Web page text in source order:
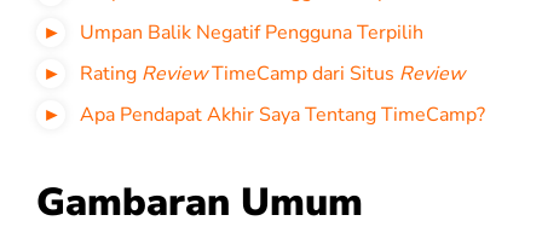
Umpan Balik Negatif Pengguna Terpilih
Rating ReviewTimeCamp dari Situs Review
Apa Pendapat Akhir Saya Tentang TimeCamp?
Gambaran Umum